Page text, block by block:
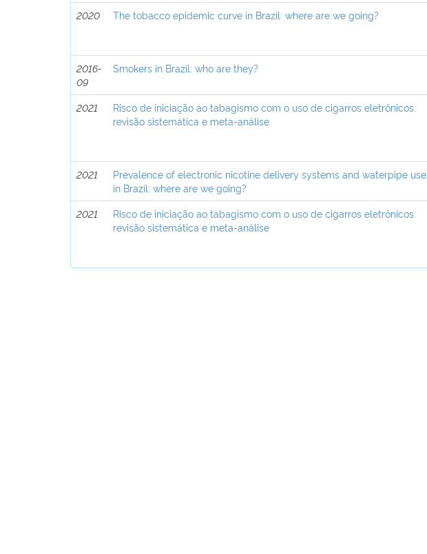
2020
The tobacco epidemic curve in Brazil: where are we going?
2016-
09
Smokers in Brazil: who are they?
2021
Risco de iniciação ao tabagismo com o uso de cigarros eletrônicos:
revisão sistemática e meta-análise
2021
Prevalence of electronic nicotine delivery systems and waterpipe use
in Brazil: where are we going?
2021
Risco de iniciação ao tabagismo com o uso de cigarros eletrônicos:
revisão sistemática e meta-análise